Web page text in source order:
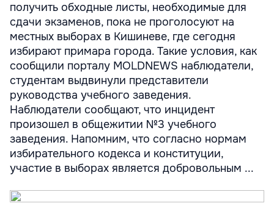
получить обходные листы, необходимые для
сдачи экзаменов, пока не проголосуют на
местных выборах в Кишиневе, где сегодня
избирают примара города. Такие условия, как
сообщили порталу MOLDNEWS наблюдатели,
студентам выдвинули представители
руководства учебного заведения.
Наблюдатели сообщают, что инцидент
произошел в общежитии №3 учебного
заведения. Напомним, что согласно нормам
избирательного кодекса и конституции,
участие в выборах является добровольным ...